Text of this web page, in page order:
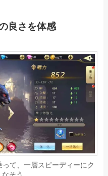
良さを体感
て、一層スピーディーにク